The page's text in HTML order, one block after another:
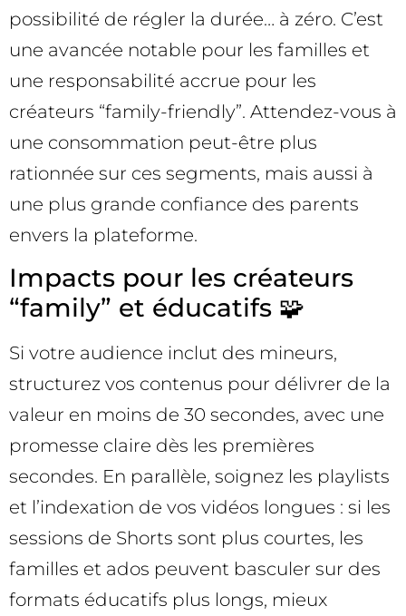
possibilité de régler la durée… à zéro. C’est
une avancée notable pour les familles et
une responsabilité accrue pour les
créateurs “family-friendly”. Attendez-vous à
une consommation peut-être plus
rationnée sur ces segments, mais aussi à
une plus grande confiance des parents
envers la plateforme.
Impacts pour les créateurs
“family” et éducatifs 🧩
Si votre audience inclut des mineurs,
structurez vos contenus pour délivrer de la
valeur en moins de 30 secondes, avec une
promesse claire dès les premières
secondes. En parallèle, soignez les playlists
et l’indexation de vos vidéos longues : si les
sessions de Shorts sont plus courtes, les
familles et ados peuvent basculer sur des
formats éducatifs plus longs, mieux